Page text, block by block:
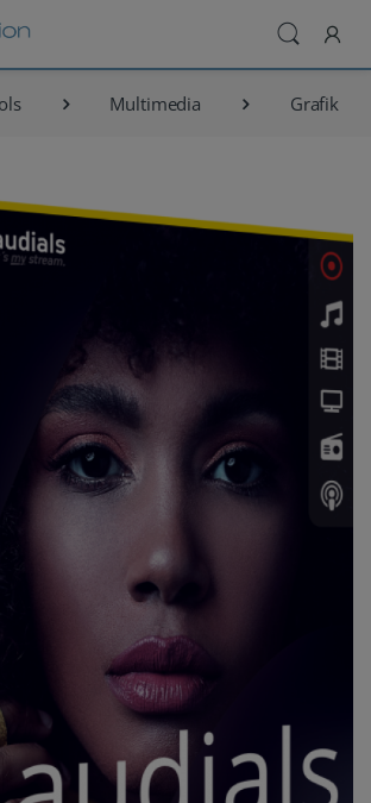
Multimedia Grafik